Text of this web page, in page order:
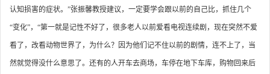
认知损害的症状。”张振馨教授建议，一定要学会跟以前的自己比，抓住几个
“变化”，“第一就是记性不好了，很多老人以前爱看电视连续剧，现在突然不爱
看了，改看动物世界了，为什么？因为他们记不住以前的剧情，连不上了，当
然就觉得没什么意思了。还有的人开车去商场，车停在地下车库，购物回来后